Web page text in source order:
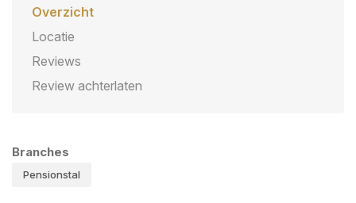
Overzicht
Locatie
Reviews
Review achterlaten
Branches
Pensionstal